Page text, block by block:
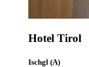
Hotel Tirol
Ischgl (A)